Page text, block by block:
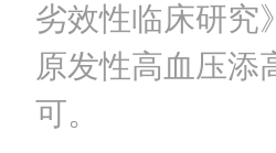
劣效性临床研究
原发性高血压添
可。